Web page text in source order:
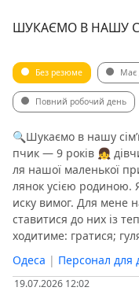
ШУКАЄМО В НАШУ
Без резюме Має
Повний робочий день
🔍Шукаємо в нашу
пчик — 9 років 👧
ля нашої маленької
лянок усією родиною.
иску вимог. Для мене
ставитися до них із
ходитиме: гратися;
Одеса | Персонал для
19.07.2026 12:02